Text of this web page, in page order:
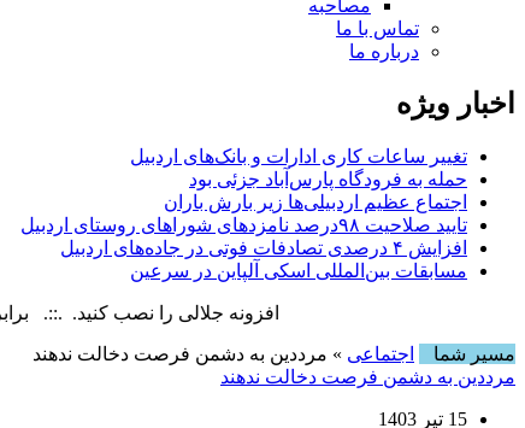
مصاحبه
تماس با ما
درباره ما
اخبار ویژه
تغییر ساعات کاری ادارات و بانک‌های اردبیل
حمله به فرودگاه پارس‌‌آباد جزئی بود
اجتماع عظیم اردبیلی‌ها زیر بارش باران
تایید صلاحیت ۹۸درصد نامزدهای شوراهای روستای اردبیل
افزایش ۴ درصدی تصادفات فوتی در جاده‌های اردبیل
مسابقات بین‌المللی اسکی آلپاین در سرعین
افزونه جلالی را نصب کنید. .::. برابر با : Sunday, 9 August , 2026
مسیر شما
اجتماعی » مرددین به دشمن فرصت دخالت ندهند
مرددین به دشمن فرصت دخالت ندهند
15 تیر 1403